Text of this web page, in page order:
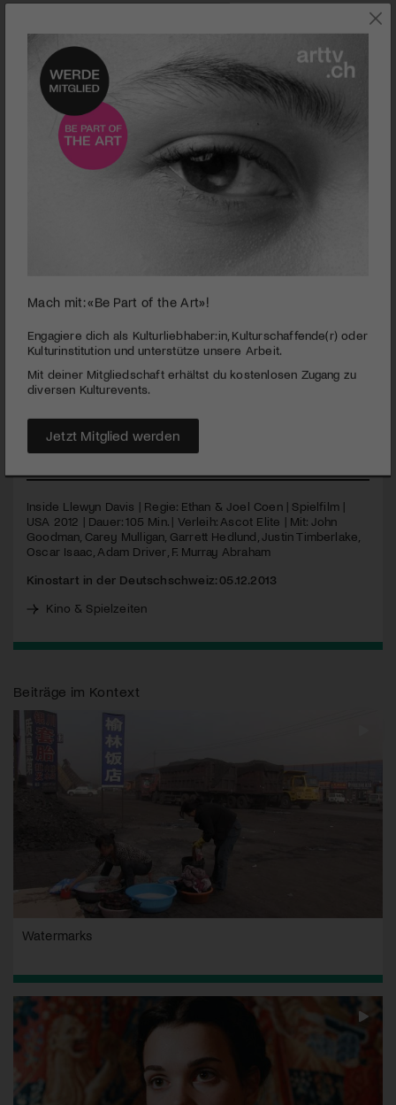
seconds
minutes,
seconds
Inside Llewyn Davis
PUBLIZIERT AM 5. DEZEMBER 2013
paar Jahre, bevor die Folk-Bewegung in Gestalt von Bob
Dylan ihren neuen Messias findet, die Künstlerszene des
MEHR
Inside Llewyn Davis | Regie: Ethan & Joel Coen | Spielfilm |
USA 2012 | Dauer: 105 Min. | Verleih: Ascot Elite | Mit: John
Goodman, Carey Mulligan, Garrett Hedlund, Justin Timberlake,
Oscar Isaac, Adam Driver, F. Murray Abraham
Kinostart in der Deutschschweiz: 05.12.2013
Kino & Spielzeiten
Beiträge im Kontext
Watermarks
Mach mit: «Be Part of the Art»!
Engagiere dich als Kulturliebhaber:in, Kulturschaffende(r) oder
Kulturinstitution und unterstütze unsere Arbeit.
Mit deiner Mitgliedschaft erhältst du kostenlosen Zugang zu
diversen Kulturevents.
Jetzt Mitglied werden